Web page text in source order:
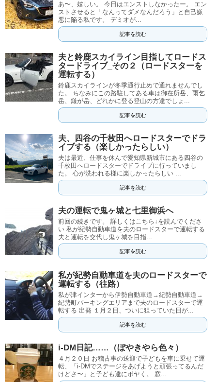
あ〜、嬉しい。 今日はエンストしなかったー。 エン
ストさせると「なんってダメなんだろう」と自己嫌
悪に陥る私です。 デミオが...
記事を読む
夫と鈴鹿スカイライン目指してロードス
タードライブ_その２（ロードスターを
運転する）
鈴鹿スカイラインが冬季通行止めで通れませんでし
た。 ちなみにこの路駐してある車は御在所岳、雨乞
岳、鎌が岳、どれかに登る登山の方達でしょ...
記事を読む
夫、四谷の千枚田へロードスターでドラ
イブする（楽しかったらしい）
夫は最近、仕事を休んで愛知県新城市にある四谷の
千枚田へロードスターでドライブに行っていまし
た。 心が洗われる様に楽しかったらしい ...
記事を読む
夫の運転で鬼ヶ城と七里御浜へ
前回の続きです。 詳しくはこちら↓を読んでくださ
い 私が紀勢自動車道を夫のロードスターで運転する
夫と運転を交代し鬼ヶ城を目指...
記事を読む
私が紀勢自動車道を夫のロードスターで
運転する（往路）
私が津インターから伊勢自動車道→紀勢自動車道→
紀勢町パーキングエリアまで夫のロードスターで運
転する 出発 １月２日、ついに狙っていた日が...
記事を読む
i-DM日記……（ぼやきやら色々）
４月２０日 お稽古事の送迎で子どもを車に乗せて運
転、「i-DMでステージをあげようと頑張ってるんだ
けどさ〜」と子ども達にボヤく。 窓...